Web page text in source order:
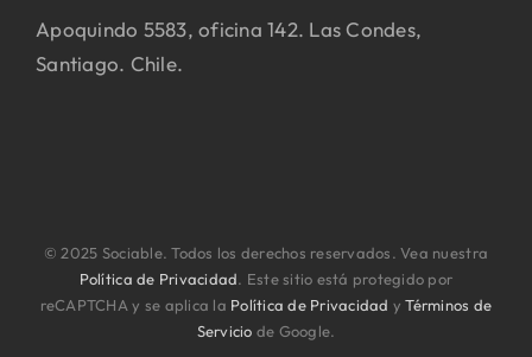
Apoquindo 5583, oficina 142. Las Condes,
Santiago. Chile.
© 2025 Sociable. Todos los derechos reservados. Vea nuestra
Política de Privacidad. Este sitio está protegido por
reCAPTCHA y se aplica la Política de Privacidad yTérminos de
Servicio de Google.